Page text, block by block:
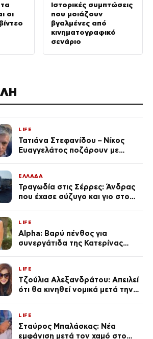
οι
Ιστορικές συμπτώσεις
που μοιάζουν
βγαλμένες από
κινηματογραφικό
σενάριο
LIFE
Τατιάνα Στεφανίδου – Νίκος
Ευαγγελάτος ποζάρουν με
ΕΛΛΑΔΑ
Τραγωδία στις Σέρρες: Άνδρας
που έχασε σύζυγο και γιο στο
LIFE
Alpha: Βαρύ πένθος για
συνεργάτιδα της Κατερίνας
του Θεού»
LIFE
Τζούλια Αλεξανδράτου: Απειλεί
ότι θα κινηθεί νομικά μετά την
LIFE
Σταύρος Μπαλάσκας: Νέα
εμφάνιση μετά τον χαμό στο